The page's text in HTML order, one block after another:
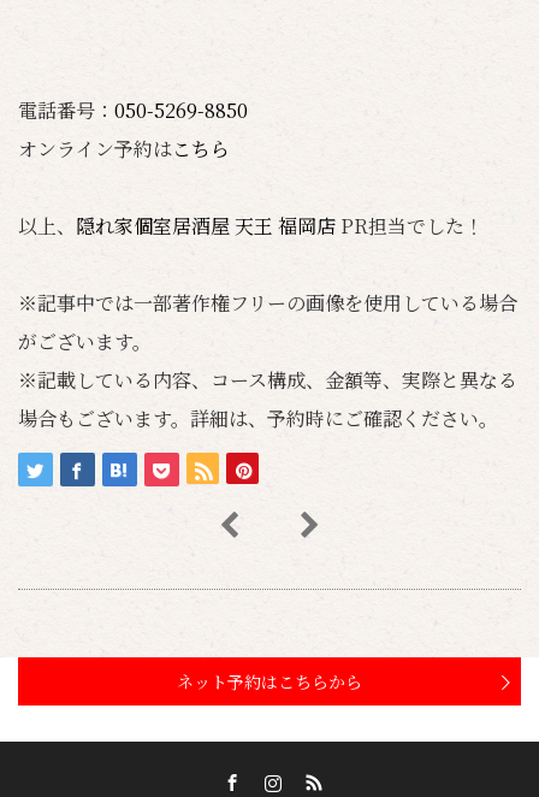
電話番号： 050-5269-8850
オンライン予約はこちら
以上、 隠れ家個室居酒屋 天王 福岡店 PR担当でした！
※記事中では一部著作権フリーの画像を使用している場合
がございます。
※記載している内容、コース構成、金額等、実際と異なる
場合もございます。詳細は、予約時にご確認ください。
ネット予約はこちらから